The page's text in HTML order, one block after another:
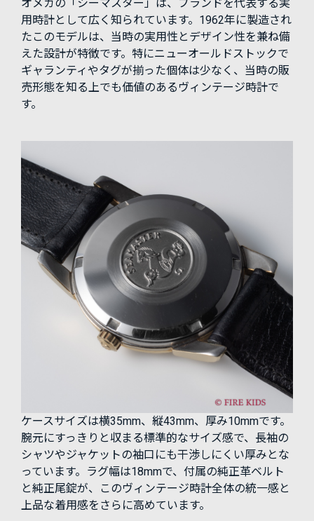
オメガの「シーマスター」は、ブランドを代表する実
用時計として広く知られています。1962年に製造され
たこのモデルは、当時の実用性とデザイン性を兼ね備
えた設計が特徴です。特にニューオールドストックで
ギャランティやタグが揃った個体は少なく、当時の販
売形態を知る上でも価値のあるヴィンテージ時計で
す。
ケースサイズは横35mm、縦43mm、厚み10mmです。
腕元にすっきりと収まる標準的なサイズ感で、長袖の
シャツやジャケットの袖口にも干渉しにくい厚みとな
っています。ラグ幅は18mmで、付属の純正革ベルト
と純正尾錠が、このヴィンテージ時計全体の統一感と
上品な着用感をさらに高めています。